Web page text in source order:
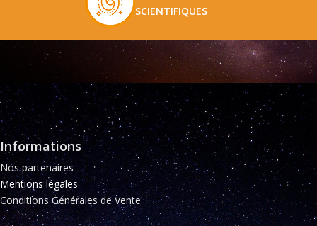
SCIENTIFIQUES
Informations
Nos partenaires
Mentions légales
Conditions Générales de Vente